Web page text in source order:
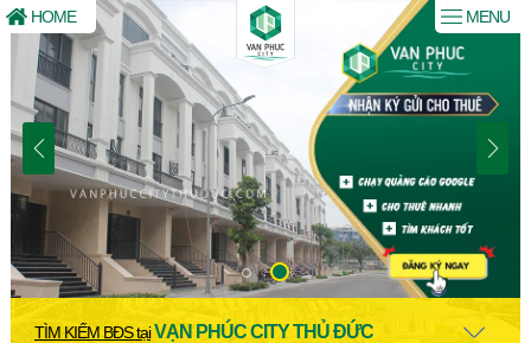
TÌM KIẾM BĐS tạiVẠN PHÚC CITY THỦ ĐỨC
HOME MENU